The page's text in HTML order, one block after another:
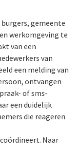
gemeente
werkomgeving te
van een
van
een melding van
ontvangen
of sms-
een duidelijk
die reageren
Naar